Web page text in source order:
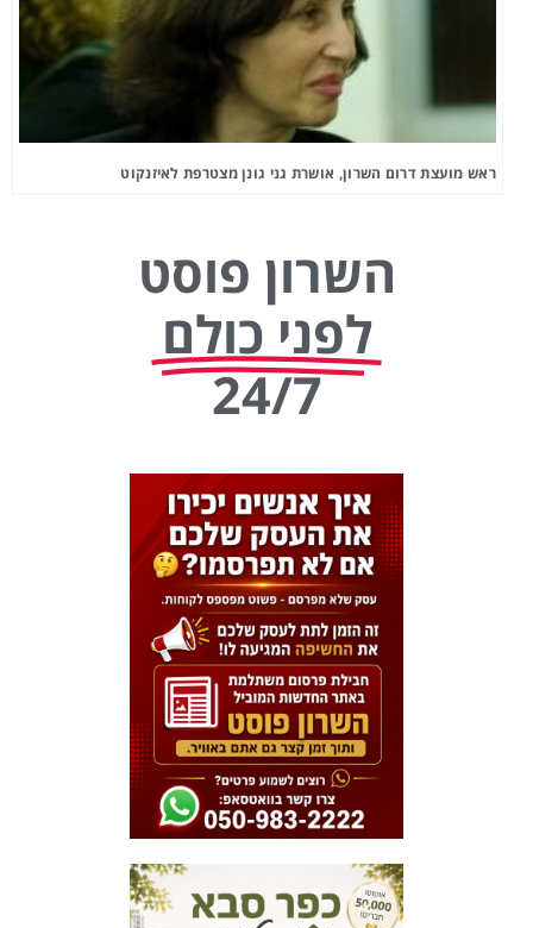
ראש מועצת דרום השרון, אושרת גני גונן מצטרפת לאיזנקוט
השרון פוסט
לפני כולם
24/7